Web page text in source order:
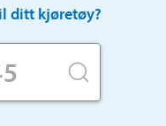
ditt kjøretøy?